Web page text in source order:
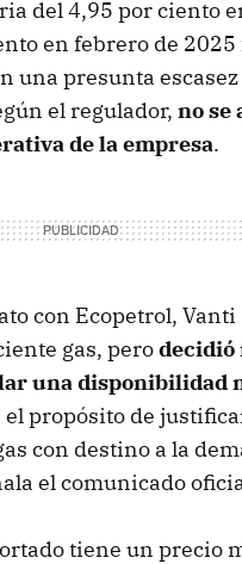
del 4,95 por ciento
en febrero de 2025
una presunta escasez
el regulador, no se
de la empresa.
con Ecopetrol, Vanti
gas, pero
una disponibilidad
el propósito de
con destino a la
el comunicado
tiene un precio